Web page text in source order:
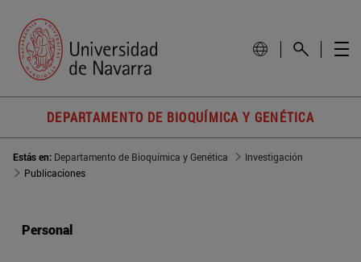
DEPARTAMENTO DE BIOQUÍMICA Y GENÉTICA
Estás en: Departamento de Bioquímica y Genética
Investigación
Publicaciones
Personal